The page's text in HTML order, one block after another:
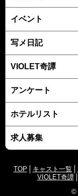
イベント
写メ日記
VIOLET奇譚
アンケート
ホテルリスト
求人募集
TOP キャスト一覧
VIOLET奇譚
©